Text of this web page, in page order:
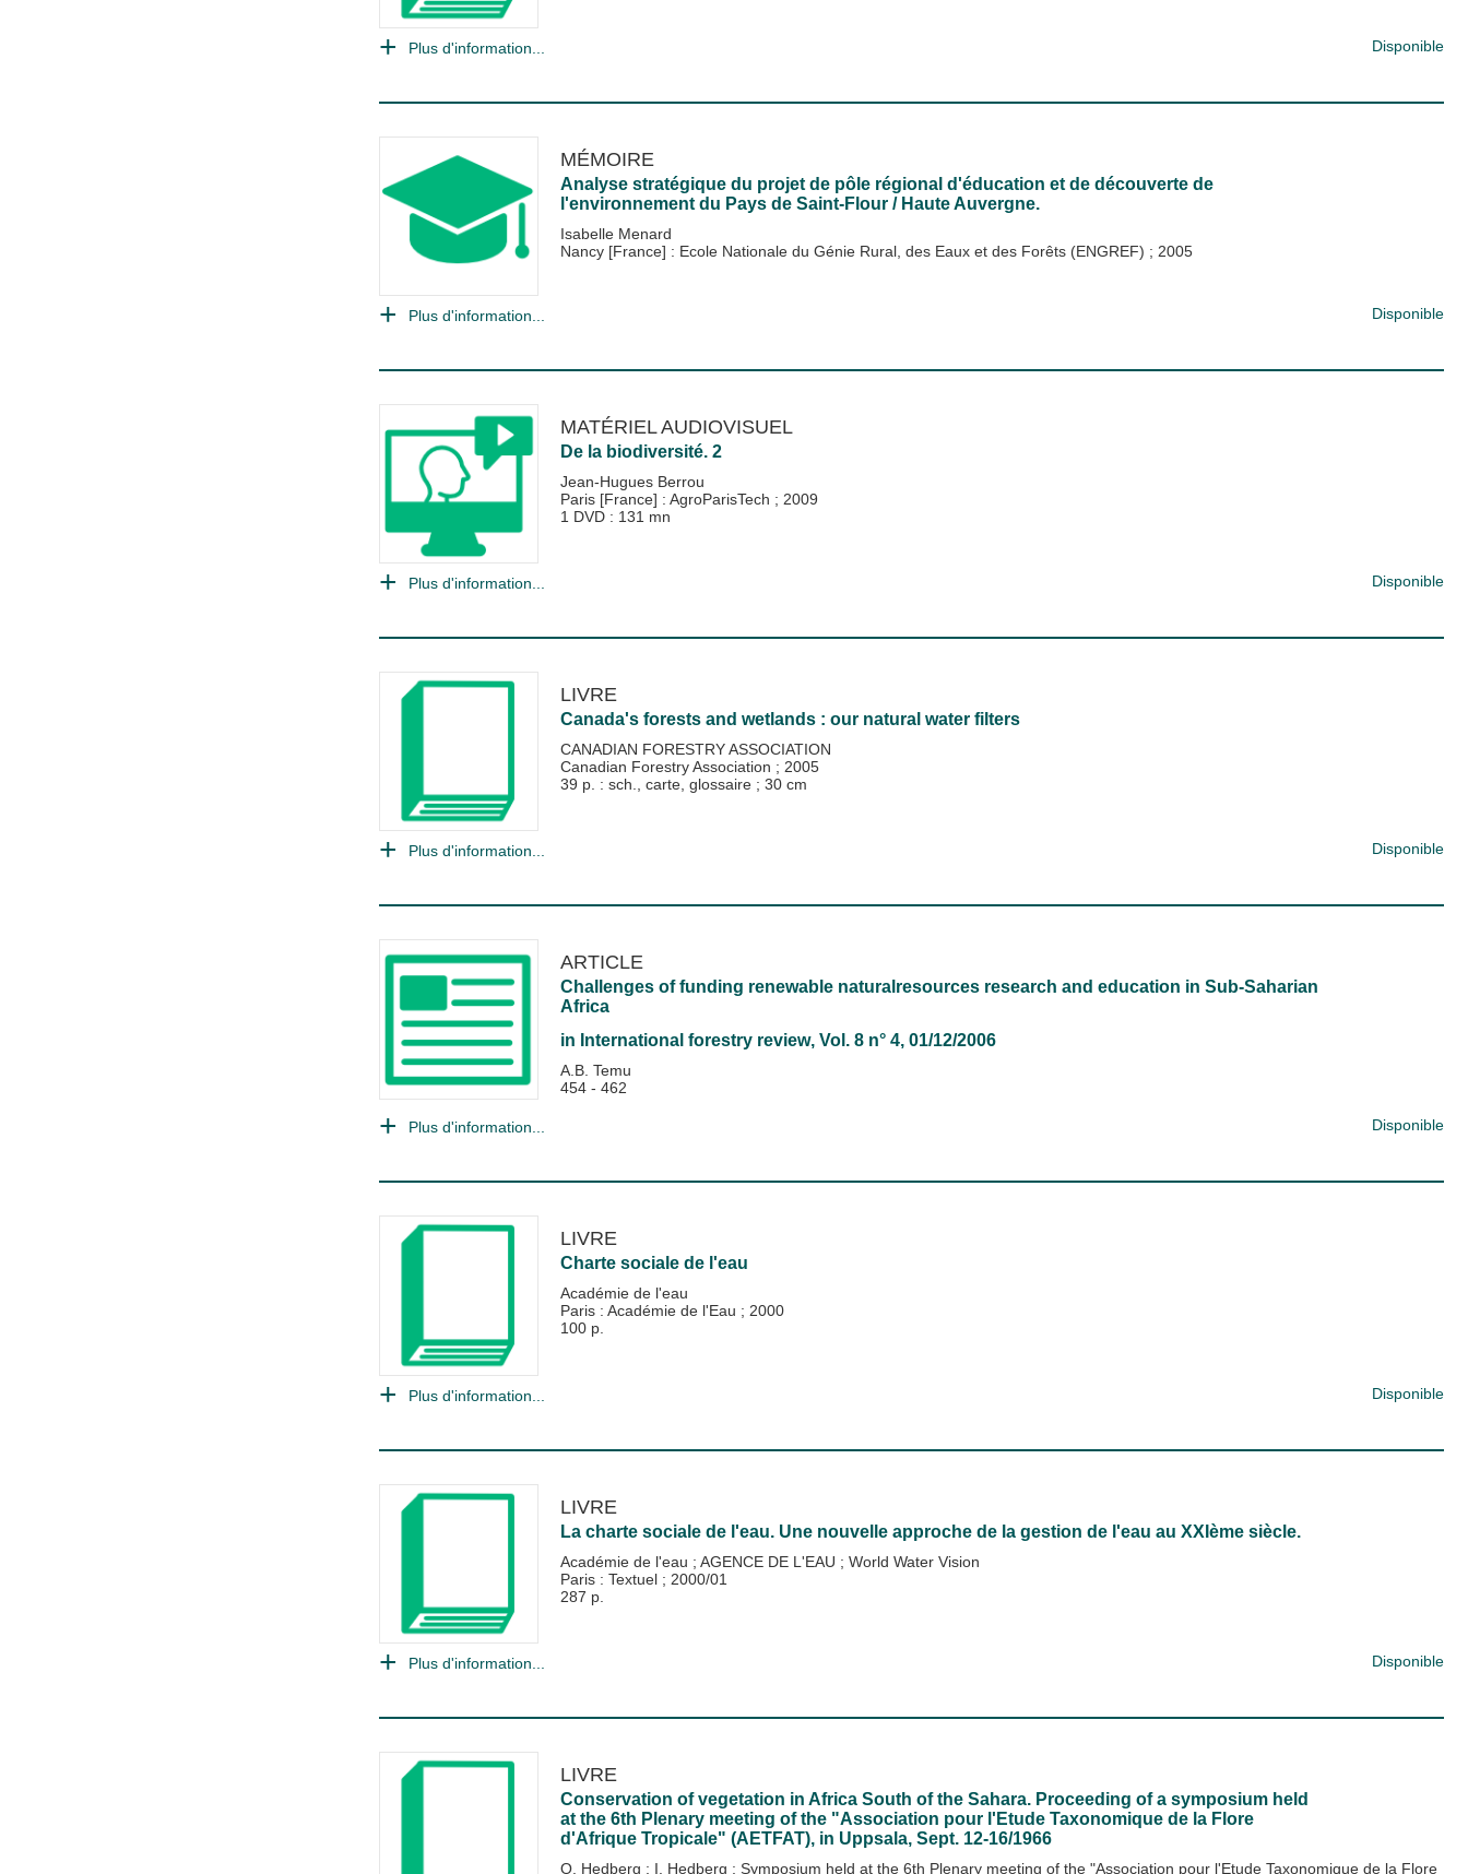
Plus d'information... Disponible
MÉMOIRE
Analyse stratégique du projet de pôle régional d'éducation et de découverte de
l'environnement du Pays de Saint-Flour / Haute Auvergne.
Isabelle Menard
Nancy [France] : Ecole Nationale du Génie Rural, des Eaux et des Forêts (ENGREF) ; 2005
Plus d'information... Disponible
MATÉRIEL AUDIOVISUEL
De la biodiversité. 2
Jean-Hugues Berrou
Paris [France] : AgroParisTech ; 2009
1 DVD : 131 mn
Plus d'information... Disponible
LIVRE
Canada's forests and wetlands : our natural water filters
CANADIAN FORESTRY ASSOCIATION
Canadian Forestry Association ; 2005
39 p. : sch., carte, glossaire ; 30 cm
Plus d'information... Disponible
ARTICLE
Challenges of funding renewable naturalresources research and education in Sub-Saharian
Africa
in International forestry review, Vol. 8 n° 4, 01/12/2006
A.B. Temu
454 - 462
Plus d'information... Disponible
LIVRE
Charte sociale de l'eau
Académie de l'eau
Paris : Académie de l'Eau ; 2000
100 p.
Plus d'information... Disponible
LIVRE
La charte sociale de l'eau. Une nouvelle approche de la gestion de l'eau au XXIème siècle.
Académie de l'eau ; AGENCE DE L'EAU ; World Water Vision
Paris : Textuel ; 2000/01
287 p.
Plus d'information... Disponible
LIVRE
Conservation of vegetation in Africa South of the Sahara. Proceeding of a symposium held
at the 6th Plenary meeting of the "Association pour l'Etude Taxonomique de la Flore
d'Afrique Tropicale" (AETFAT), in Uppsala, Sept. 12-16/1966
O. Hedberg ; I. Hedberg ; Symposium held at the 6th Plenary meeting of the "Association pour l'Etude Taxonomique de la Flore